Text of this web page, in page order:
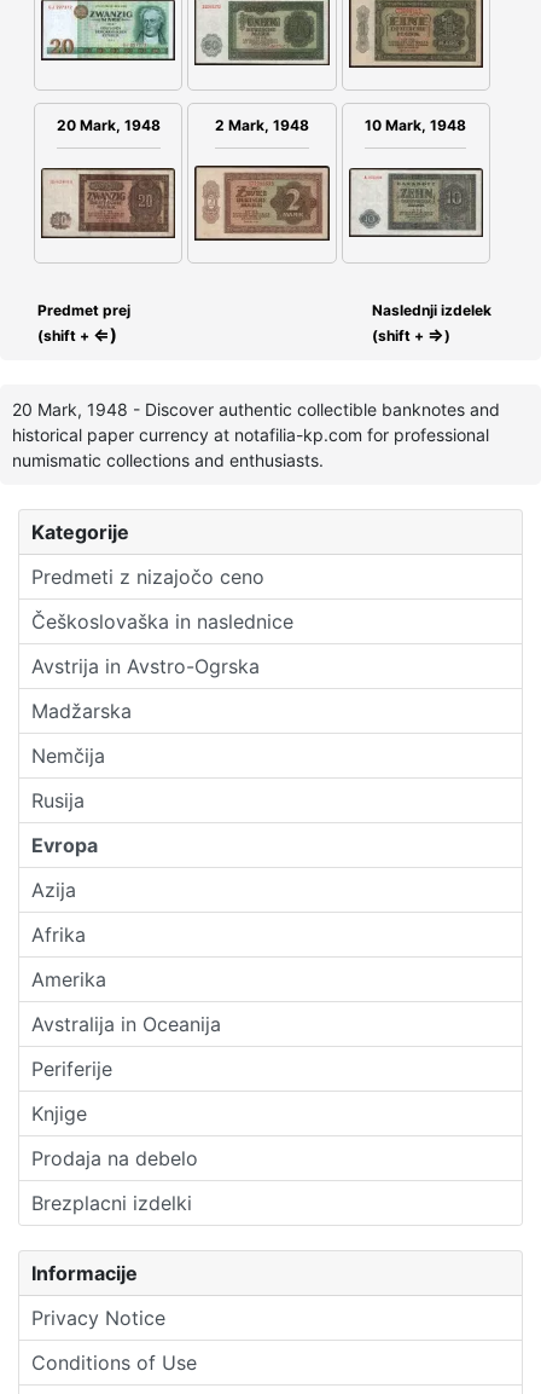
Kategorije
Predmeti z nizajočo ceno
Češkoslovaška in naslednice
Avstrija in Avstro-Ogrska
Madžarska
Nemčija
Rusija
Evropa
Azija
Afrika
Amerika
Avstralija in Oceanija
Periferije
Knjige
Prodaja na debelo
Brezplacni izdelki
Informacije
Privacy Notice
Conditions of Use
20 Mark, 1948 2 Mark, 1948 10 Mark, 1948
Predmet prej
(shift + ⇐)
Naslednji izdelek
(shift + ⇒)
20 Mark, 1948 - Discover authentic collectible banknotes and
historical paper currency at notafilia-kp.com for professional
numismatic collections and enthusiasts.